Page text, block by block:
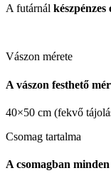
A futárnál készpénzes
Vászon mérete
A vászon festhető
40×50 cm (fekvő
Csomag tartalma
A csomagban